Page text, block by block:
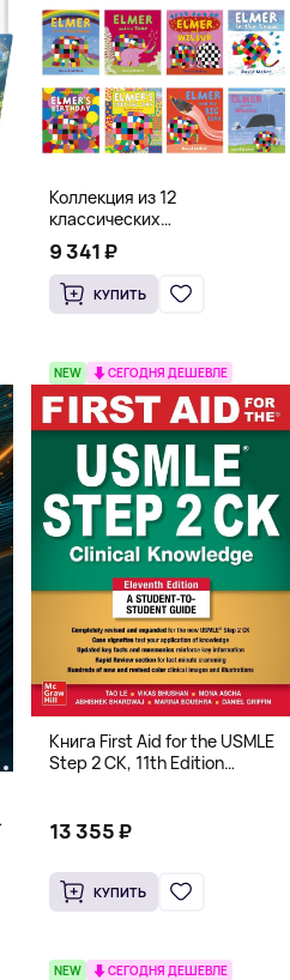
Коллекция из 12
классических
иллюстрированных книг об
Элмере от Дэвида Макки
9 341 ₽
КУПИТЬ
NEW СЕГОДНЯ ДЕШЕВЛЕ
Книга First Aid for the USMLE
Step 2 CK, 11th Edition
13 355 ₽
КУПИТЬ
NEW СЕГОДНЯ ДЕШЕВЛЕ